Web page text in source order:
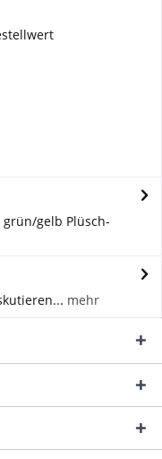
grün/gelb Plüsch-
mehr